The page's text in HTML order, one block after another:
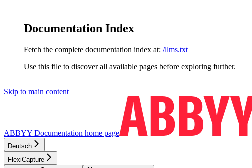
Documentation Index
Fetch the complete documentation index at: /llms.txt
Use this file to discover all available pages before exploring further.
Skip to main content
ABBYY Documentation home page
Deutsch
FlexiCapture